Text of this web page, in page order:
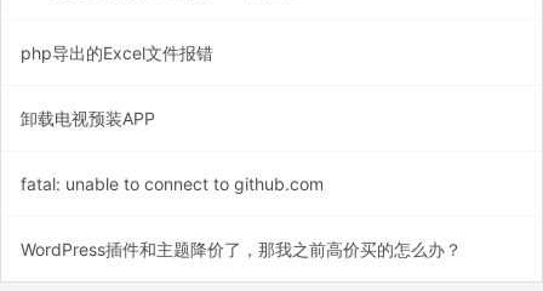
php导出的Excel文件报错
卸载电视预装APP
fatal: unable to connect to github.com
WordPress插件和主题降价了，那我之前高价买的怎么办？